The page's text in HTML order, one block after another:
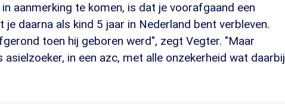
aanmerking te komen, is dat je voorafgaand een
je daarna als kind 5 jaar in Nederland bent verbleven.
toen hij geboren werd", zegt Vegter. "Maar
in een azc, met alle onzekerheid wat daarbij